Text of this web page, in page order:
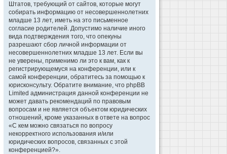
Штатов, требующий от сайтов, которые могут
собирать информацию от несовершеннолетних
младше 13 лет, иметь на это письменное
согласие родителей. Допустимо наличие иного
вида подтверждения того, что опекуны
разрешают сбор личной информации от
несовершеннолетних младше 13 лет. Если вы
не уверены, применимо ли это к вам, как к
регистрирующемуся на конференции, или к
самой конференции, обратитесь за помощью к
юрисконсульту. Обратите внимание, что phpBB
Limited администрация данной конференции не
может давать рекомендаций по правовым
вопросам и не является объектом юридических
отношений, кроме указанных в ответе на вопрос
«С кем можно связаться по вопросу
некорректного использования и/или
юридических вопросов, связанных с этой
конференцией?».